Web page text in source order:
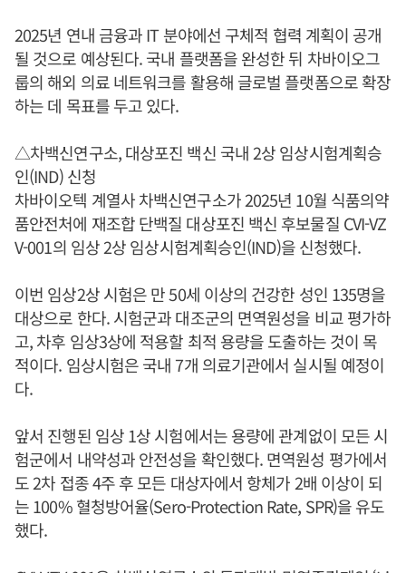
2025년 연내 금융과 IT 분야에선 구체적 협력 계획이 공개
될 것으로 예상된다. 국내 플랫폼을 완성한 뒤 차바이오그
룹의 해외 의료 네트워크를 활용해 글로벌 플랫폼으로 확장
하는 데 목표를 두고 있다.
△차백신연구소, 대상포진 백신 국내 2상 임상시험계획승
인(IND) 신청
차바이오텍 계열사 차백신연구소가 2025년 10월 식품의약
품안전처에 재조합 단백질 대상포진 백신 후보물질 CVI-VZ
V-001의 임상 2상 임상시험계획승인(IND)을 신청했다.
이번 임상2상 시험은 만 50세 이상의 건강한 성인 135명을
대상으로 한다. 시험군과 대조군의 면역원성을 비교 평가하
고, 차후 임상3상에 적용할 최적 용량을 도출하는 것이 목
적이다. 임상시험은 국내 7개 의료기관에서 실시될 예정이
다.
앞서 진행된 임상 1상 시험에서는 용량에 관계없이 모든 시
험군에서 내약성과 안전성을 확인했다. 면역원성 평가에서
도 2차 접종 4주 후 모든 대상자에서 항체가 2배 이상이 되
는 100% 혈청방어율(Sero-Protection Rate, SPR)을 유도
했다.